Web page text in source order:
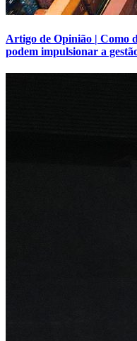
Artigo de Opinião | Como
podem impulsionar a